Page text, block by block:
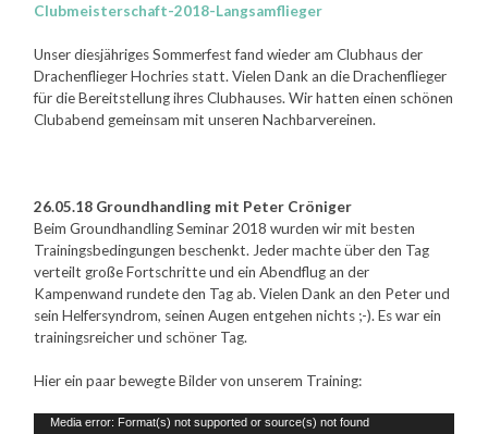
Clubmeisterschaft-2018-Langsamflieger
Unser diesjähriges Sommerfest fand wieder am Clubhaus der
Drachenflieger Hochries statt. Vielen Dank an die Drachenflieger
für die Bereitstellung ihres Clubhauses. Wir hatten einen schönen
Clubabend gemeinsam mit unseren Nachbarvereinen.
26.05.18 Groundhandling mit Peter Cröniger
Beim Groundhandling Seminar 2018 wurden wir mit besten
Trainingsbedingungen beschenkt. Jeder machte über den Tag
verteilt große Fortschritte und ein Abendflug an der
Kampenwand rundete den Tag ab. Vielen Dank an den Peter und
sein Helfersyndrom, seinen Augen entgehen nichts ;-). Es war ein
trainingsreicher und schöner Tag.
Hier ein paar bewegte Bilder von unserem Training:
Video-
Media error: Format(s) not supported or source(s) not found